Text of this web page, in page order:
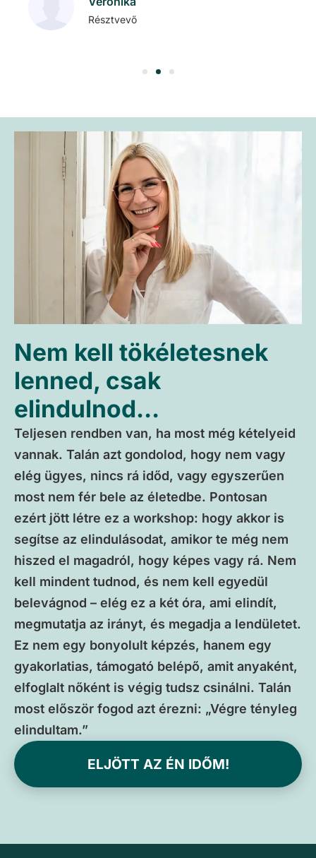
Résztvevő
Nem kell tökéletesnek
lenned, csak
elindulnod...
Teljesen rendben van, ha most még kételyeid
vannak. Talán azt gondolod, hogy nem vagy
elég ügyes, nincs rá időd, vagy egyszerűen
most nem fér bele az életedbe. Pontosan
ezért jött létre ez a workshop: hogy akkor is
segítse az elindulásodat, amikor te még nem
hiszed el magadról, hogy képes vagy rá. Nem
kell mindent tudnod, és nem kell egyedül
belevágnod – elég ez a két óra, ami elindít,
megmutatja az irányt, és megadja a lendületet.
Ez nem egy bonyolult képzés, hanem egy
gyakorlatias, támogató belépő, amit anyaként,
elfoglalt nőként is végig tudsz csinálni. Talán
most először fogod azt érezni: „Végre tényleg
elindultam.”
ELJÖTT AZ ÉN IDŐM!